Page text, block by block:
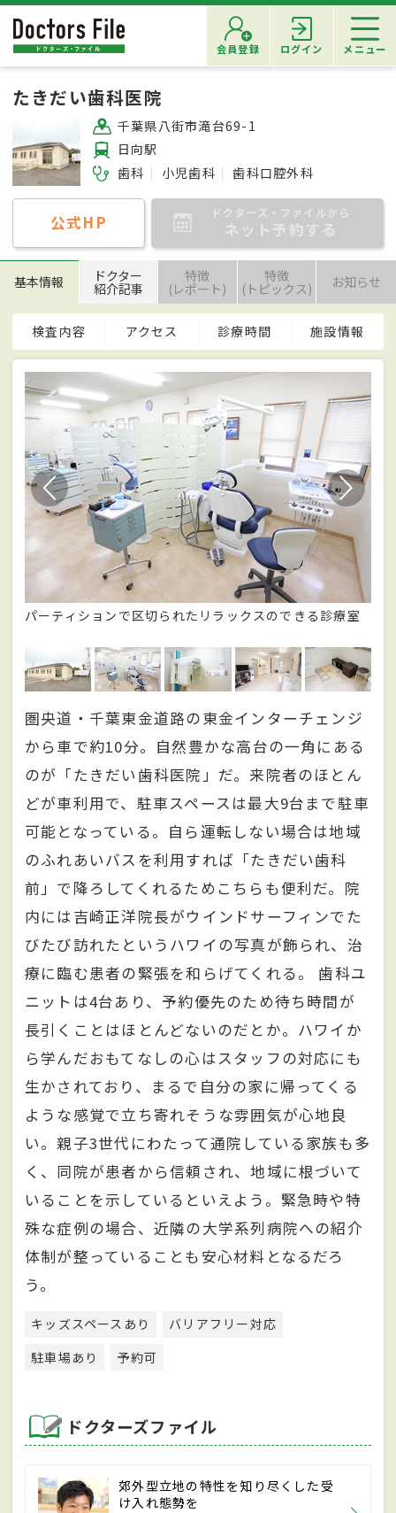
会員登録 ログイン メニュー
たきだい歯科医院
千葉県八街市滝台69-1
日向駅
歯科
小児歯科 歯科口腔外科
公式HP ドクターズ・ファイルから
ネット予約する
基本情報 ドクター
紹介記事
特徴
(レポート)
特徴
(トピックス) お知らせ
検査内容 アクセス 診療時間 施設情報
パーティションで区切られたリラックスのできる診療室
圏央道・千葉東金道路の東金インターチェンジ
から車で約10分。自然豊かな高台の一角にある
のが「たきだい歯科医院」だ。来院者のほとん
どが車利用で、駐車スペースは最大9台まで駐車
可能となっている。自ら運転しない場合は地域
のふれあいバスを利用すれば「たきだい歯科
前」で降ろしてくれるためこちらも便利だ。院
内には吉崎正洋院長がウインドサーフィンでた
びたび訪れたというハワイの写真が飾られ、治
療に臨む患者の緊張を和らげてくれる。 歯科ユ
ニットは4台あり、予約優先のため待ち時間が
長引くことはほとんどないのだとか。ハワイか
ら学んだおもてなしの心はスタッフの対応にも
生かされており、まるで自分の家に帰ってくる
ような感覚で立ち寄れそうな雰囲気が心地良
い。親子3世代にわたって通院している家族も多
く、同院が患者から信頼され、地域に根づいて
いることを示しているといえよう。緊急時や特
殊な症例の場合、近隣の大学系列病院への紹介
体制が整っていることも安心材料となるだろ
う。
キッズスペースあり
バリアフリー対応
駐車場あり
予約可
ドクターズファイル
郊外型立地の特性を知り尽くした受
け入れ態勢を